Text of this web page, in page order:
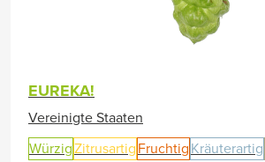
EUREKA!
Vereinigte Staaten
WürzigZitrusartig Fruchtig Kräuterartig